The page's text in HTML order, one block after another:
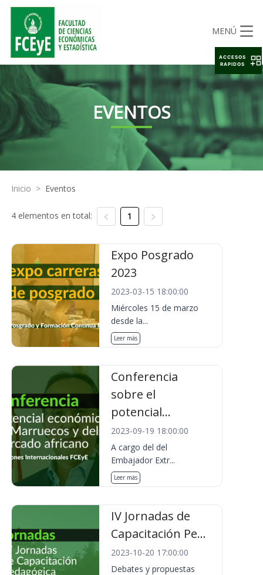
MENÚ
EVENTOS
Inicio > Eventos
4 elementos en total: 1
Expo Posgrado
2023
2023-03-15 18:00:00
Miércoles 15 de marzo
desde la...
Leer más
Conferencia
sobre el
potencial...
2023-09-19 18:00:00
A cargo del del
Embajador Extr...
Leer más
IV Jornadas de
Capacitación Pe...
2023-10-20 17:00:00
Debates y propuestas
ACCESOS
RAPIDOS